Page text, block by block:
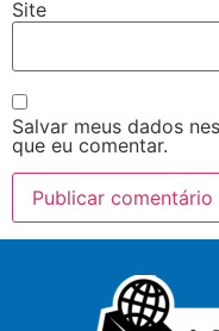
Site
Salvar meus dados
que eu comentar.